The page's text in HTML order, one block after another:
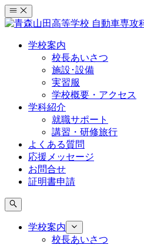
コ
ン
学校案内
校長あいさつ
施設･設備
実習服
学校概要・アクセス
学科紹介
就職サポート
講習・研修旅行
よくある質問
応援メッセージ
お問合せ
証明書申請
学校案内
校長あいさつ